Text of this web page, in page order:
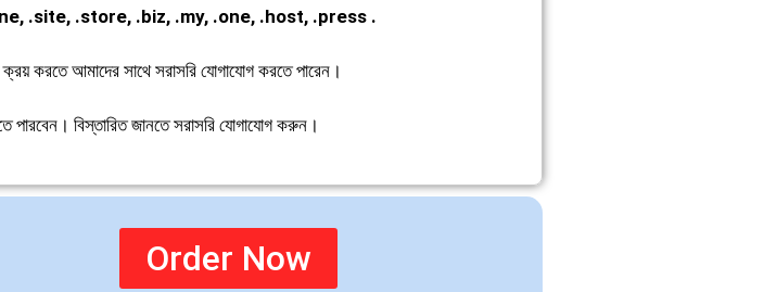
.site, .store, .biz, .my, .one, .host, .press .
আমাদের সাথে সরাসরি যোগাযোগ করতে পারেন।
পারবেন। বিস্তারিত জানতে সরাসরি যোগাযোগ করুন।
Order Now